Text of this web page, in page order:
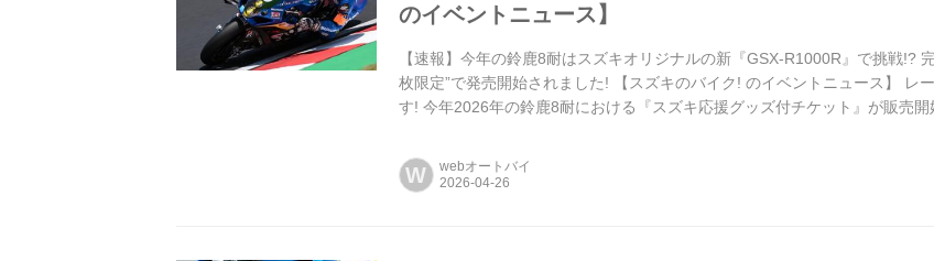
のイベントニュース】
【速報】今年の鈴鹿8耐はスズキオリジナルの新『GSX-R1000R』で挑戦!?
枚限定”で発売開始されました! 【スズキのバイク! のイベントニュース】 レ
す! 今年2026年の鈴鹿8耐における『スズキ応援グッズ付チケット』が販売開
W webオートバイ